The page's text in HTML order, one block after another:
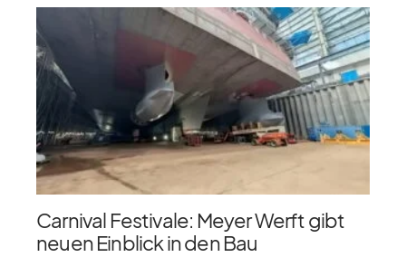
Carnival Festivale: Meyer Werft gibt
neuen Einblick in den Bau